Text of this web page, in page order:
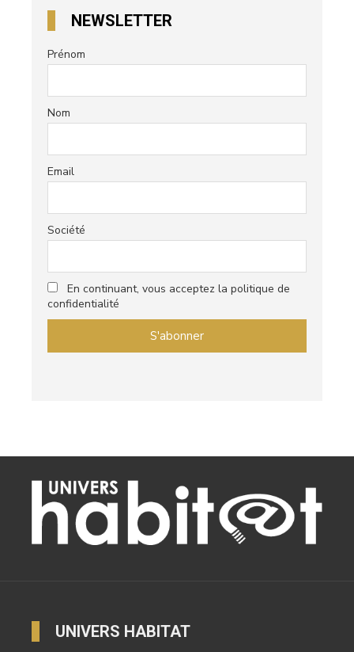
NEWSLETTER
Prénom
Nom
Email
Société
En continuant, vous acceptez la politique de
confidentialité
UNIVERS HABITAT